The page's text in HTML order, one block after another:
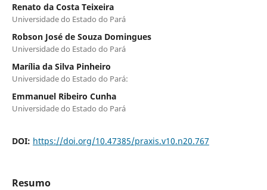
Renato da Costa Teixeira
Universidade do Estado do Pará
Robson José de Souza Domingues
Universidade do Estado do Pará
Marília da Silva Pinheiro
Universidade do Estado do Pará:
Emmanuel Ribeiro Cunha
Universidade do Estado do Pará
DOI: https://doi.org/10.47385/praxis.v10.n20.767
Resumo